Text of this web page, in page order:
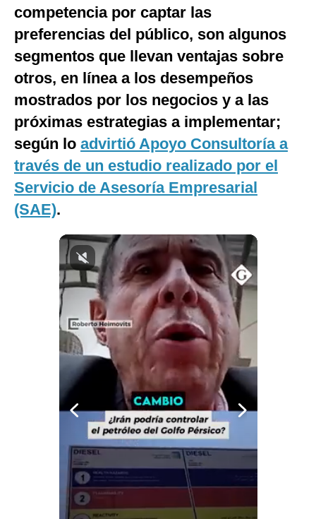
Fotogalerías
gestion.pe
¿quiénes
Términos
Y
Condiciones
De
Privacidad
Politica
Preguntas
Frecuentes
competencia por captar las
preferencias del público, son algunos
segmentos que llevan ventajas sobre
otros, en línea a los desempeños
mostrados por los negocios y a las
próximas estrategias a implementar;
según lo advirtió Apoyo Consultoría a
través de un estudio realizado por el
Servicio de Asesoría Empresarial
(SAE).